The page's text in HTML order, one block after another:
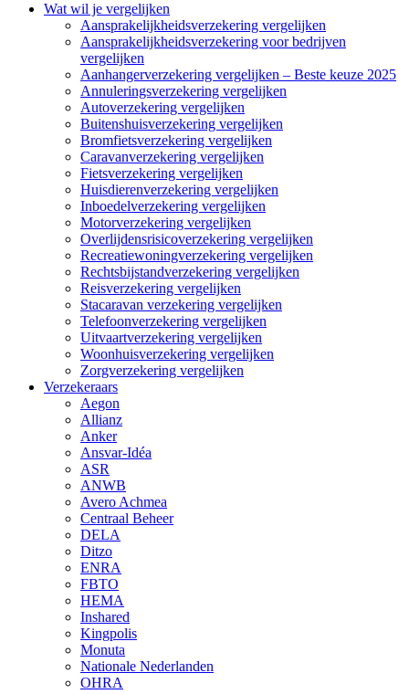
Wat wil je vergelijken
Aansprakelijkheidsverzekering vergelijken
Aansprakelijkheidsverzekering voor bedrijven
vergelijken
Aanhangerverzekering vergelijken – Beste keuze 2025
Annuleringsverzekering vergelijken
Autoverzekering vergelijken
Buitenshuisverzekering vergelijken
Bromfietsverzekering vergelijken
Caravanverzekering vergelijken
Fietsverzekering vergelijken
Huisdierenverzekering vergelijken
Inboedelverzekering vergelijken
Motorverzekering vergelijken
Overlijdensrisicoverzekering vergelijken
Recreatiewoningverzekering vergelijken
Rechtsbijstandverzekering vergelijken
Reisverzekering vergelijken
Stacaravan verzekering vergelijken
Telefoonverzekering vergelijken
Uitvaartverzekering vergelijken
Woonhuisverzekering vergelijken
Zorgverzekering vergelijken
Verzekeraars
Aegon
Allianz
Anker
Ansvar-Idéa
ASR
ANWB
Avero Achmea
Centraal Beheer
DELA
Ditzo
ENRA
FBTO
HEMA
Inshared
Kingpolis
Monuta
Nationale Nederlanden
OHRA